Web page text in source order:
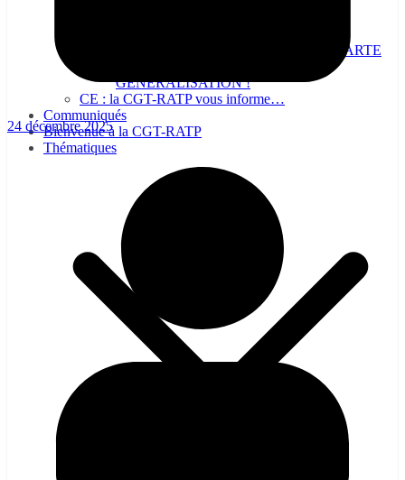
NON A LA SUPPRESSION DE LA CARTE
GÉNÉRALISATION !
CE : la CGT-RATP vous informe…
Communiqués
Bienvenue à la CGT-RATP
Thématiques
24 décembre 2025